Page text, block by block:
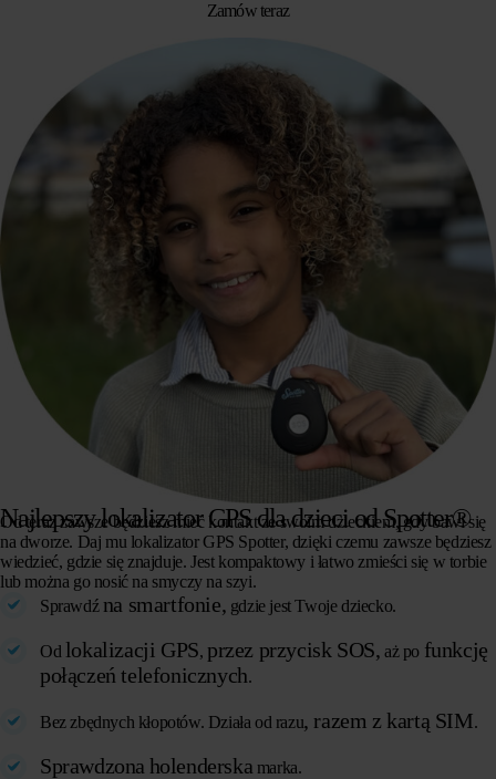
Zamów teraz
Najlepszy lokalizator GPS dla dzieci od Spotter®
Od teraz zawsze będziesz mieć kontakt ze swoim dzieckiem, gdy bawi się
na dworze. Daj mu lokalizator GPS Spotter, dzięki czemu zawsze będziesz
wiedzieć, gdzie się znajduje. Jest kompaktowy i łatwo zmieści się w torbie
lub można go nosić na smyczy na szyi.
Sprawdź na smartfonie, gdzie jest Twoje dziecko.
Od lokalizacji GPS, przez przycisk SOS, aż po funkcję
połączeń telefonicznych.
Bez zbędnych kłopotów. Działa od razu, razem z kartą SIM.
Sprawdzona holenderska marka.